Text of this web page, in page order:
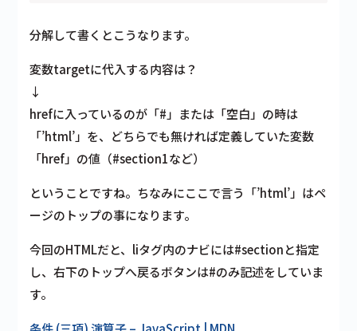
分解して書くとこうなります。
変数targetに代入する内容は？
↓
hrefに入っているのが「#」または「空白」の時は
「’html’」を、どちらでも無ければ定義していた変数
「href」の値（#section1など）
ということですね。ちなみにここで言う「’html’」はペ
ージのトップの事になります。
今回のHTMLだと、liタグ内のナビには#sectionと指定
し、右下のトップへ戻るボタンは#のみ記述をしていま
す。